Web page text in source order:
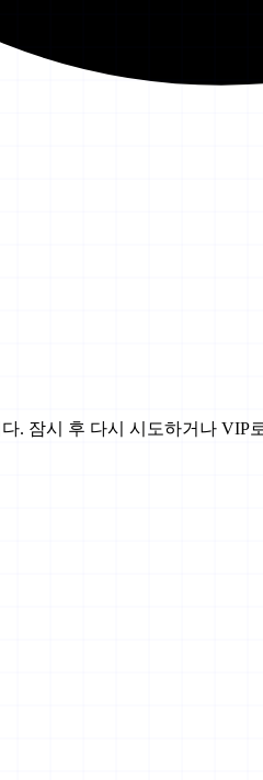
. 잠시 후 다시 시도하거나 VIP